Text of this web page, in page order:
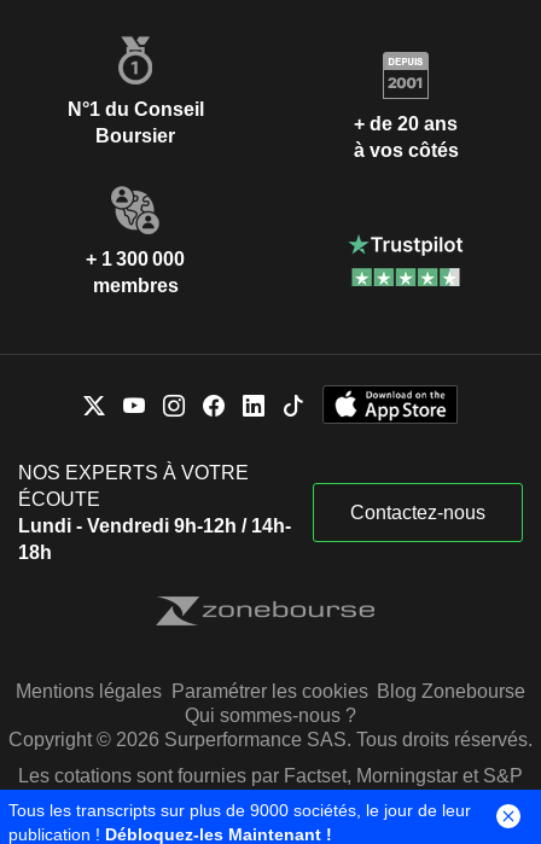
N°1 du Conseil
Boursier
+ de 20 ans
à vos côtés
+ 1 300 000
membres
NOS EXPERTS À VOTRE
ÉCOUTE
Lundi - Vendredi 9h-12h / 14h-
18h
Contactez-nous
Mentions légales Paramétrer les cookies Blog Zonebourse
Qui sommes-nous ?
Copyright © 2026 Surperformance SAS. Tous droits réservés.
Les cotations sont fournies par Factset, Morningstar et S&P
Capital IQ
Tous les transcripts sur plus de 9000 sociétés, le jour de leur
publication ! Débloquez-les Maintenant !